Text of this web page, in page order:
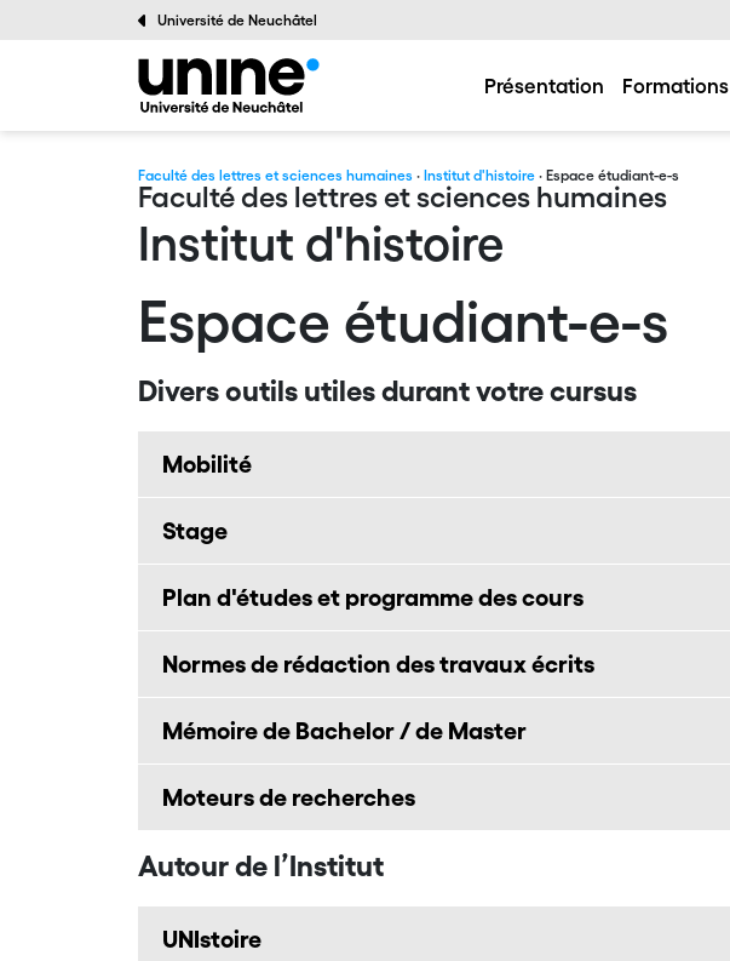
Université de Neuchâtel
Présentation Formations
Faculté des lettres et sciences humaines · Institut d'histoire · Espace étudiant-e-s
Faculté des lettres et sciences humaines
Institut d'histoire
Espace étudiant-e-s
Divers outils utiles durant votre cursus
Mobilité
Stage
Plan d'études et programme des cours
Normes de rédaction des travaux écrits
Mémoire de Bachelor / de Master
Moteurs de recherches
Autour de l’Institut
UNIstoire